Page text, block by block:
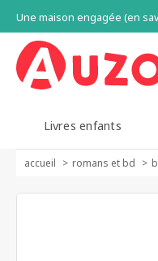
Une maison engagée (en
Livres enfants
accueil romans et bd